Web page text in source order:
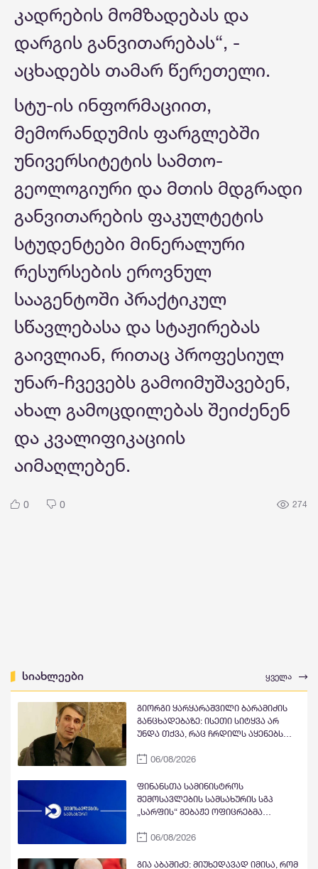
კადრების მომზადებას და
დარგის განვითარებას“, -
აცხადებს თამარ წერეთელი.
სტუ-ის ინფორმაციით,
მემორანდუმის ფარგლებში
უნივერსიტეტის სამთო-
გეოლოგიური და მთის მდგრადი
განვითარების ფაკულტეტის
სტუდენტები მინერალური
რესურსების ეროვნულ
სააგენტოში პრაქტიკულ
სწავლებასა და სტაჟირებას
გაივლიან, რითაც პროფესიულ
უნარ-ჩვევებს გამოიმუშავებენ,
ახალ გამოცდილებას შეიძენენ
და კვალიფიკაციის
აიმაღლებენ.
0 0 274
სიახლეები ყველა
გიორგი ყარყარაშვილი ბარამიძის
განცხადებაზე: ისეთი სიტყვა არ
უნდა თქვა, რაც ჩრდილს აყენებს
მებრძოლებს და ქართველ ხალხს
სიტყვები აფხაზური და რუსული
სააგენტოების მიერ არის წაღებული
და ყველა ქართველს მკვლელს
06/08/2026
ფინანსთა სამინისტროს
შემოსავლების სამსახურის სგპ
„სარფის“ მებაჟე ოფიცრებმა
გადაზიდვის ფაქტი გამოავლინეს
06/08/2026
გია აბაშიძე: მიუხედავად იმისა, რომ